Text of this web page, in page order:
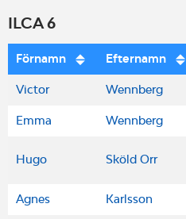
ILCA 6
Förnamn Efternamn
Victor Wennberg
Emma Wennberg
Hugo Sköld Orr
Agnes Karlsson